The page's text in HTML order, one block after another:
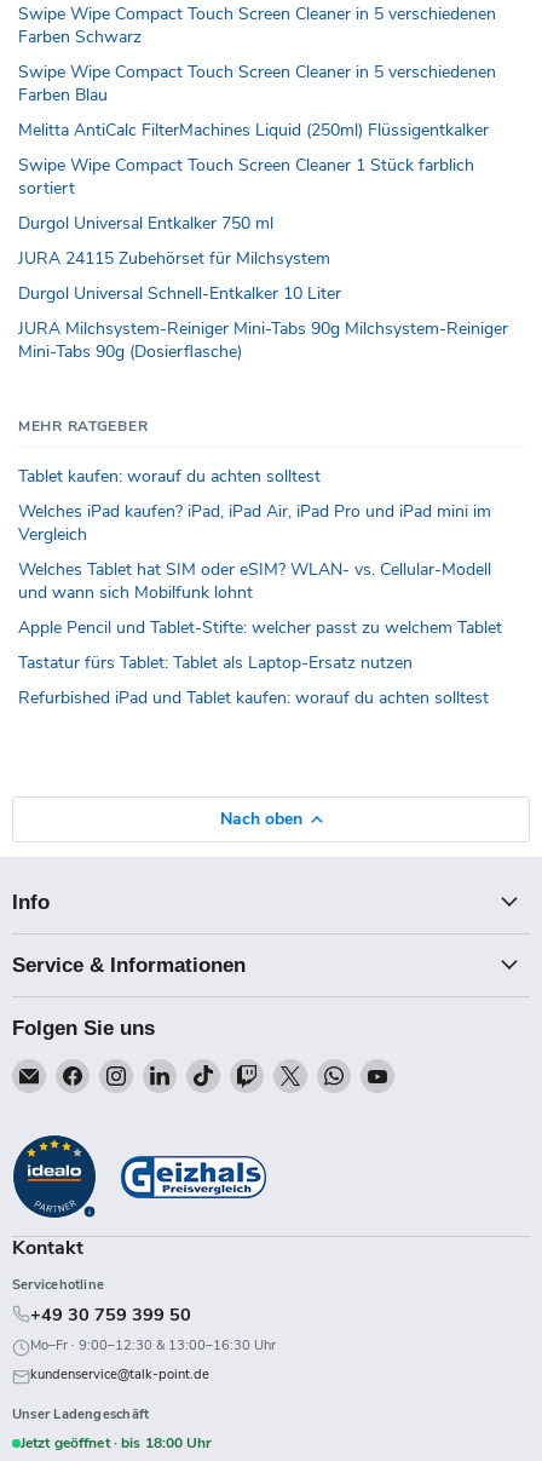
Swipe Wipe Compact Touch Screen Cleaner in 5 verschiedenen
Farben Schwarz
Swipe Wipe Compact Touch Screen Cleaner in 5 verschiedenen
Farben Blau
Melitta AntiCalc FilterMachines Liquid (250ml) Flüssigentkalker
Swipe Wipe Compact Touch Screen Cleaner 1 Stück farblich
sortiert
Durgol Universal Entkalker 750 ml
JURA 24115 Zubehörset für Milchsystem
Durgol Universal Schnell-Entkalker 10 Liter
JURA Milchsystem-Reiniger Mini-Tabs 90g Milchsystem-Reiniger
Mini-Tabs 90g (Dosierflasche)
MEHR RATGEBER
Tablet kaufen: worauf du achten solltest
Welches iPad kaufen? iPad, iPad Air, iPad Pro und iPad mini im
Vergleich
Welches Tablet hat SIM oder eSIM? WLAN- vs. Cellular-Modell
und wann sich Mobilfunk lohnt
Apple Pencil und Tablet-Stifte: welcher passt zu welchem Tablet
Tastatur fürs Tablet: Tablet als Laptop-Ersatz nutzen
Refurbished iPad und Tablet kaufen: worauf du achten solltest
Nach oben
Info
Service & Informationen
Folgen Sie uns
Email
Talk-
Finden
Sie
auf
Facebook
Finden
Sie
Instagram
Finden
Sie
LinkedIn
Finden
Sie
TikTok
Finden
Sie
Twitch
Finden
Sie
Finden
Sie
Finden
Kontakt
Servicehotline
+49 30 759 399 50
Mo–Fr · 9:00–12:30 & 13:00–16:30 Uhr
kundenservice@talk-point.de
Unser Ladengeschäft
Jetzt geöffnet · bis 18:00 Uhr